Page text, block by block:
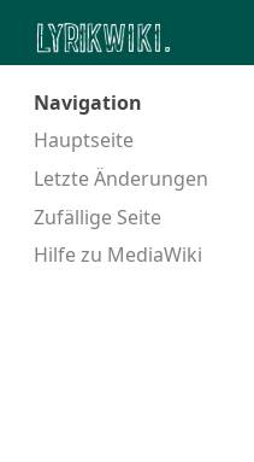
Navigation
Hauptseite
Letzte Änderungen
Zufällige Seite
Hilfe zu MediaWiki